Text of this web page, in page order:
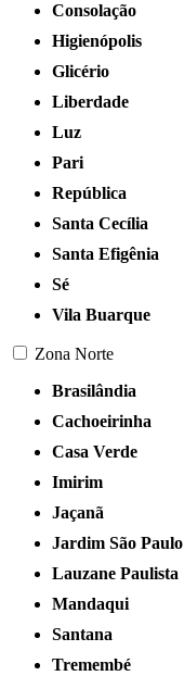
Consolação
Higienópolis
Glicério
Liberdade
Luz
Pari
República
Santa Cecília
Santa Efigênia
Sé
Vila Buarque
Zona Norte
Brasilândia
Cachoeirinha
Casa Verde
Imirim
Jaçanã
Jardim São Paulo
Lauzane Paulista
Mandaqui
Santana
Tremembé